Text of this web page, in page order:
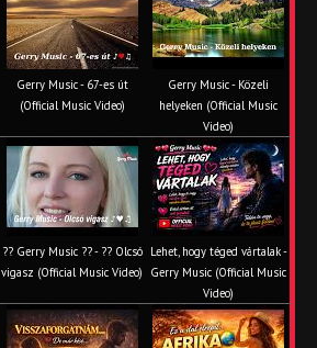
Gerry Music - 67-es út
(Official Music Video)
Gerry Music - Közeli
helyeken (Official Music
Video)
?? Gerry Music ?? - ?? Olcsó
vigasz (Official Music Video)
Lehet, hogy téged vártalak -
Gerry Music (Official Music
Video)